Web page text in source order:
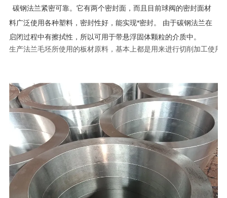
碳钢法兰紧密可靠。它有两个密封面，而且目前球阀的密封面材
料广泛使用各种塑料，密封性好，能实现*密封。 由于碳钢法兰在
启闭过程中有擦拭性，所以可用于带悬浮固体颗粒的介质中。
生产法兰毛坯所使用的板材原料，基本上都是用来进行切削加工使